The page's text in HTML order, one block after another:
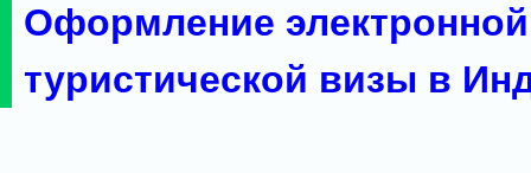
Оформление электронной
туристической визы в